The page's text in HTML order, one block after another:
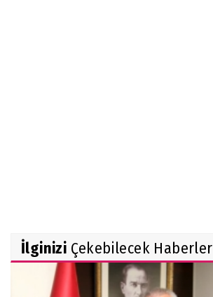
İlginizi Çekebilecek Haberler